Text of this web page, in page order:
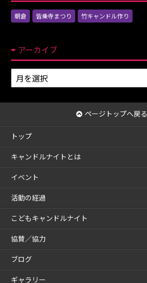
朝倉 皆乗寺まつり 竹キャンドル作り
アーカイブ
ア
ー
ブ
ページトップへ戻る
トップ
キャンドルナイトとは
イベント
活動の経過
こどもキャンドルナイト
協賛／協力
ブログ
ギャラリー